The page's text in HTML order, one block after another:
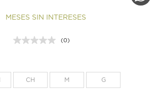
MESES SIN INTERESES
Sin
la
misma
(0)
CH M G